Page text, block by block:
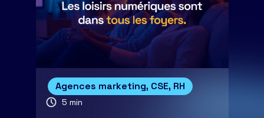
Agences marketing, CSE, RH
5 min